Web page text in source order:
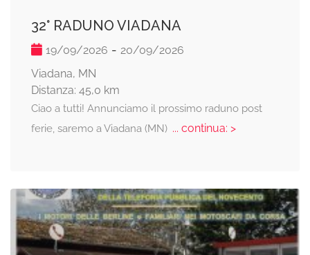
32° RADUNO VIADANA
19/09/2026 - 20/09/2026
Viadana, MN
Distanza: 45,0 km
Ciao a tutti! Annunciamo il prossimo raduno post
ferie, saremo a Viadana (MN)... continua: >